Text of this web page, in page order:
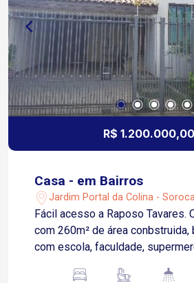
R$
Casa - em Bairros
Jardim Portal da Colina -
Fácil acesso a Raposo Tavares. Casa sobrado
com 260m² de área conbstruida,
com escola, faculdade,
Closet 1 Hidro( piso - assoalho)